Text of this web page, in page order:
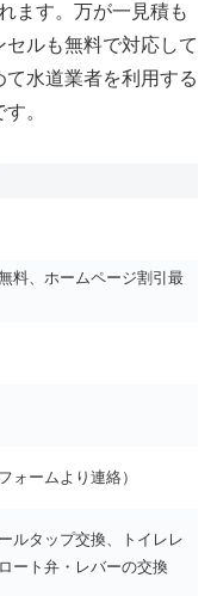
ます。万が一見積も
ルも無料で対応して
水道業者を利用する
。
料、ホームページ割引最
ォームより連絡）
ルタップ交換、トイレレ
ート弁・レバーの交換